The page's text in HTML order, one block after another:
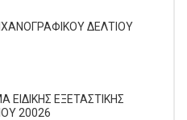
ΔΕΛΤΙΟΥ
ΕΙΔΙΚΗΣ ΕΞΕΤΑΣΤΙΚΗΣ
20026